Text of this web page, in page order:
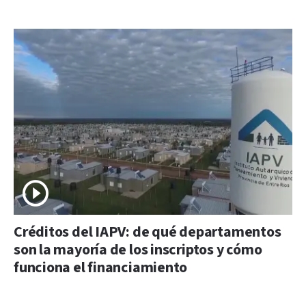
Créditos del IAPV: de qué departamentos
son la mayoría de los inscriptos y cómo
funciona el financiamiento